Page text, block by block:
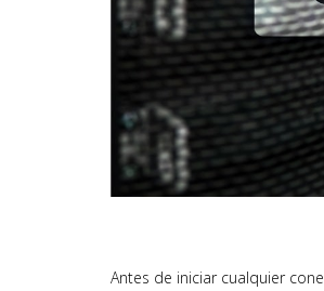
Antes de iniciar cualquier